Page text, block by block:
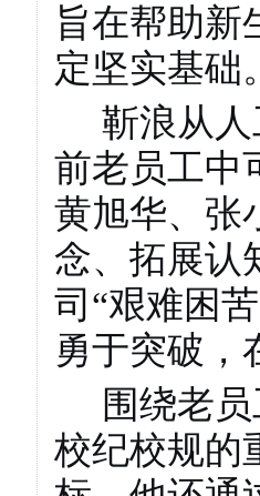
旨在帮助新
定坚实基础
靳浪从
前老员工中
黄旭华、张
念、拓展认
司“艰难困
勇于突破，
围绕老
校纪校规的